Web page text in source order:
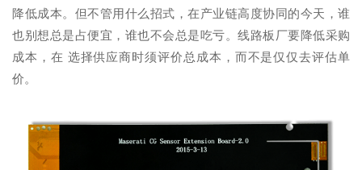
降低成本。但不管用什么招式，在产业链高度协同的今天，谁
也别想总是占便宜，谁也不会总是吃亏。线路板厂要降低采购
成本，在 选择供应商时须评价总成本，而不是仅仅去评估单
价。